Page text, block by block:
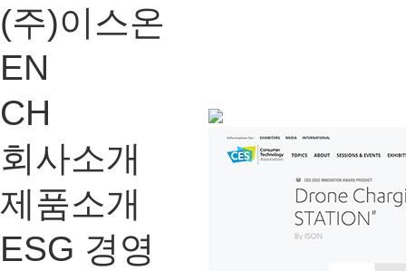
(주)이스온
EN
CH
회사소개
제품소개
ESG 경영